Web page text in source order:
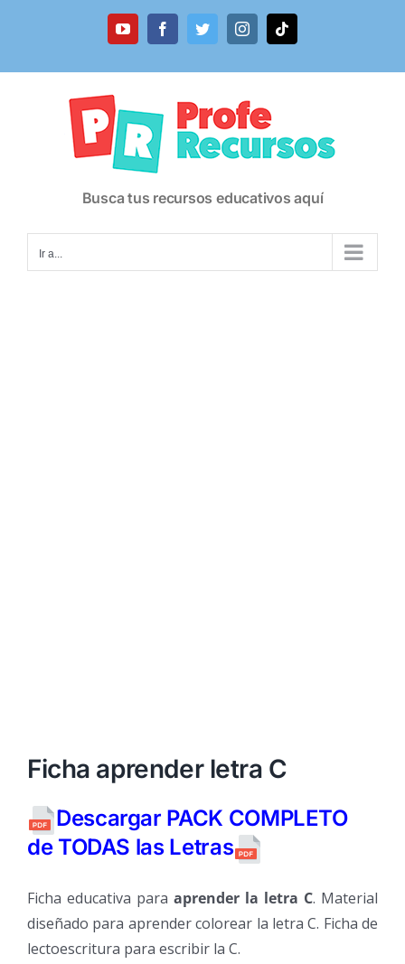
YouTubeFacebookTwitterInstagramTiktok
Busca tus recursos educativos aquí
Ir a...
Ficha aprender letra C
Descargar PACK COMPLETO
de TODAS las Letras
Ficha educativa para aprender la letra C. Material
diseñado para aprender colorear la letra C. Ficha de
lectoescritura para escribir la C.